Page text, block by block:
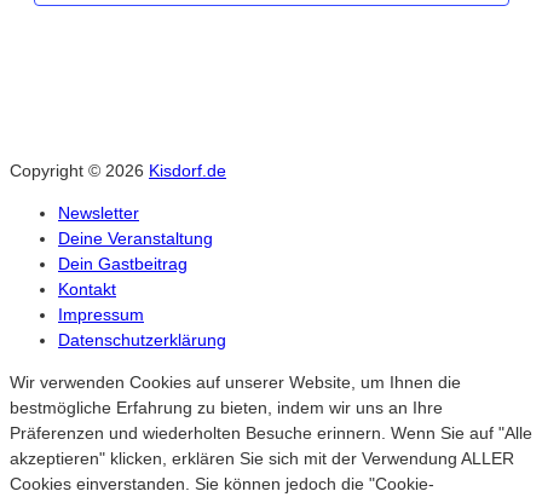
Copyright © 2026 Kisdorf.de
Newsletter
Deine Veranstaltung
Dein Gastbeitrag
Kontakt
Impressum
Datenschutzerklärung
Wir verwenden Cookies auf unserer Website, um Ihnen die
bestmögliche Erfahrung zu bieten, indem wir uns an Ihre
Präferenzen und wiederholten Besuche erinnern. Wenn Sie auf "Alle
akzeptieren" klicken, erklären Sie sich mit der Verwendung ALLER
Cookies einverstanden. Sie können jedoch die "Cookie-